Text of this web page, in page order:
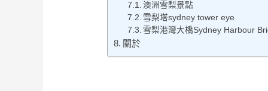
澳洲雪梨景點
雪梨塔sydney tower eye
雪梨港灣大橋Sydney Harbour
關於